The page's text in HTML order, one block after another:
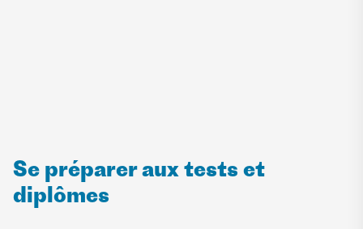
Se préparer aux tests et
diplômes